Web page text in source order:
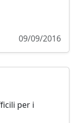
09/09/2016
per i